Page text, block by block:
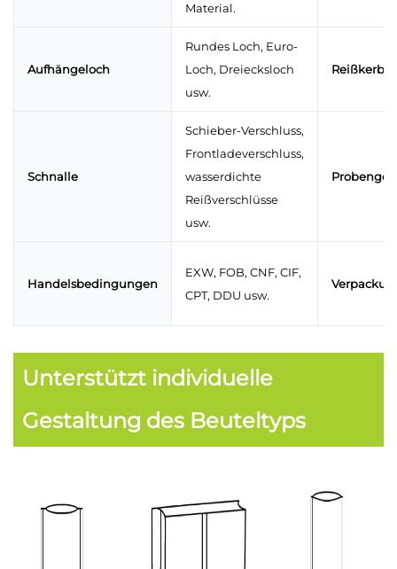
Material.
Aufhängeloch
Rundes Loch, Euro-
Loch, Dreiecksloch
usw.
Reißkerbe
Schnalle
Schieber-Verschluss,
Frontladeverschluss,
wasserdichte
Reißverschlüsse
usw.
Handelsbedingungen
EXW, FOB, CNF, CIF,
CPT, DDU usw.
Unterstützt individuelle
Gestaltung des Beuteltyps